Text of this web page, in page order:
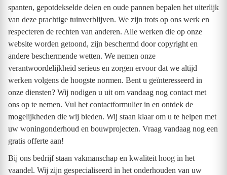
spanten, gepotdekselde delen en oude pannen bepalen het uiterlijk
van deze prachtige tuinverblijven. We zijn trots op ons werk en
respecteren de rechten van anderen. Alle werken die op onze
website worden getoond, zijn beschermd door copyright en
andere beschermende wetten. We nemen onze
verantwoordelijkheid serieus en zorgen ervoor dat we altijd
werken volgens de hoogste normen. Bent u geïnteresseerd in
onze diensten? Wij nodigen u uit om vandaag nog contact met
ons op te nemen. Vul het contactformulier in en ontdek de
mogelijkheden die wij bieden. Wij staan klaar om u te helpen met
uw woningonderhoud en bouwprojecten. Vraag vandaag nog een
gratis offerte aan!
Bij ons bedrijf staan vakmanschap en kwaliteit hoog in het
vaandel. Wij zijn gespecialiseerd in het onderhouden van uw